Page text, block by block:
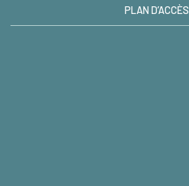
PLAN D’ACCÈS